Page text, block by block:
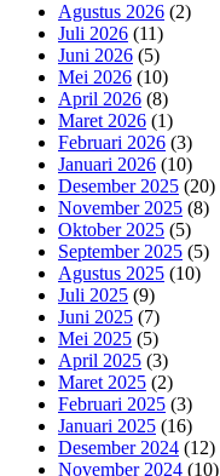
Agustus 2026 (2)
Juli 2026 (11)
Juni 2026 (5)
Mei 2026 (10)
April 2026 (8)
Maret 2026 (1)
Februari 2026 (3)
Januari 2026 (10)
Desember 2025 (20)
November 2025 (8)
Oktober 2025 (5)
September 2025 (5)
Agustus 2025 (10)
Juli 2025 (9)
Juni 2025 (7)
Mei 2025 (5)
April 2025 (3)
Maret 2025 (2)
Februari 2025 (3)
Januari 2025 (16)
Desember 2024 (12)
November 2024 (10)